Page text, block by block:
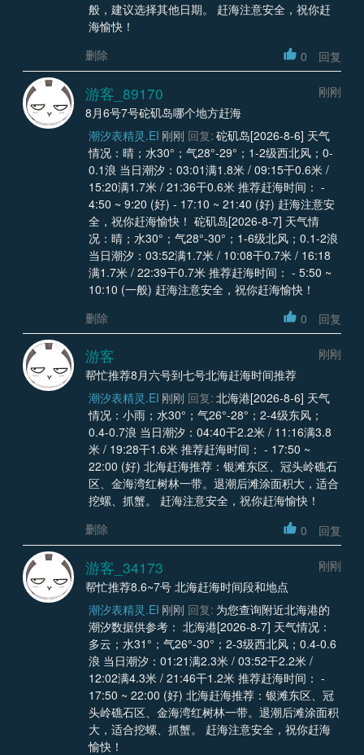
般，建议选择其他日期。 赶海注意安全，祝你赶
海愉快！
删除
0 回复
游客_89170
刚刚
8月6号7号砣矶岛哪个地方赶海
潮汐表精灵.EI 刚刚 回复: 砣矶岛[2026-8-6] 天气
情况：晴；水30°；气28°-29°；1-2级西北风；0-
0.1浪 当日潮汐：03:01满1.8米 / 09:15干0.6米 /
15:20满1.7米 / 21:36干0.6米 推荐赶海时间： -
4:50 ~ 9:20 (好) - 17:10 ~ 21:40 (好) 赶海注意安
全，祝你赶海愉快！ 砣矶岛[2026-8-7] 天气情
况：晴；水30°；气28°-30°；1-6级北风；0.1-2浪
当日潮汐：03:52满1.7米 / 10:08干0.7米 / 16:18
满1.7米 / 22:39干0.7米 推荐赶海时间： - 5:50 ~
10:10 (一般) 赶海注意安全，祝你赶海愉快！
删除
0 回复
游客
刚刚
帮忙推荐8月六号到七号北海赶海时间推荐
潮汐表精灵.EI 刚刚 回复: 北海港[2026-8-6] 天气
情况：小雨；水30°；气26°-28°；2-4级东风；
0.4-0.7浪 当日潮汐：04:40干2.2米 / 11:16满3.8
米 / 19:28干1.6米 推荐赶海时间： - 17:50 ~
22:00 (好) 北海赶海推荐：银滩东区、冠头岭礁石
区、金海湾红树林一带。退潮后滩涂面积大，适合
挖螺、抓蟹。 赶海注意安全，祝你赶海愉快！
删除
0 回复
游客_34173
刚刚
帮忙推荐8.6~7号 北海赶海时间段和地点
潮汐表精灵.EI 刚刚 回复: 为您查询附近北海港的
潮汐数据供参考： 北海港[2026-8-7] 天气情况：
多云；水31°；气26°-30°；2-3级西北风；0.4-0.6
浪 当日潮汐：01:21满2.3米 / 03:52干2.2米 /
12:02满4.3米 / 21:46干1.2米 推荐赶海时间： -
17:50 ~ 22:00 (好) 北海赶海推荐：银滩东区、冠
头岭礁石区、金海湾红树林一带。退潮后滩涂面积
大，适合挖螺、抓蟹。 赶海注意安全，祝你赶海
愉快！